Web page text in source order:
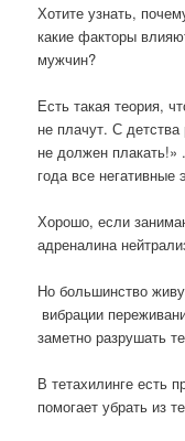
Хотите узнать,
какие факторы
мужчин?
Есть такая теория,
не плачут. С
не должен
года все негативные
Хорошо, если
адреналина
Но большинство
вибрации
заметно разрушать
В тетахилинге есть
помогает убрать из